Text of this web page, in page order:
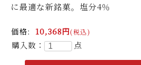
に最適な新銘菓。塩分4％
価格: 10,368円(税込)
購入数： 点